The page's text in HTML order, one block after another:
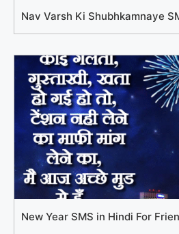
Nav Varsh Ki Shubhkamnaye
New Year SMS in Hindi For